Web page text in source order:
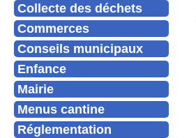
Collecte des déchets
Commerces
Conseils municipaux
Enfance
Mairie
Menus cantine
Réglementation